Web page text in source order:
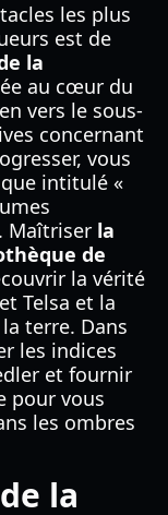
les plus
est de
la
au cœur du
vers le sous-
concernant
vous
intitulé «
Maîtriser la
de
la vérité
Telsa et la
terre. Dans
les indices
et fournir
pour vous
les ombres
la